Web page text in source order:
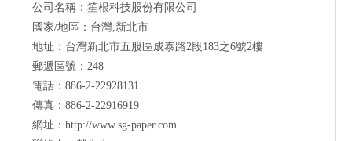
公司名稱：笙根科技股份有限公司
國家/地區：台灣,新北市
地址：台灣新北市五股區成泰路2段183之6號2樓
郵遞區號：248
電話：886-2-22928131
傳真：886-2-22916919
網址： http://www.sg-paper.com